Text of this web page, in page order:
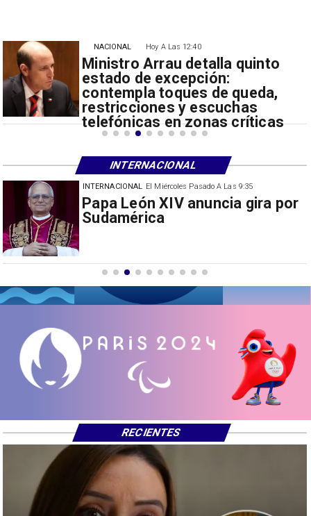
gira por
El Miércoles Pasado A
China restringe
drones a EEUU y
INTERNACIONAL
Hoy A Las 12:40
Ministro Arrau detalla quinto
estado de excepción:
contempla toques de queda,
restricciones y escuchas
telefónicas en zonas críticas
NACIONAL
INTERNACIONAL
RECIENTES